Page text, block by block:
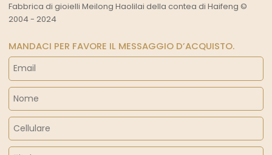
Fabbrica di gioielli Meilong Haolilai della contea di Haifeng ©
2004 - 2024
MANDACI PER FAVORE IL MESSAGGIO D’ACQUISTO.